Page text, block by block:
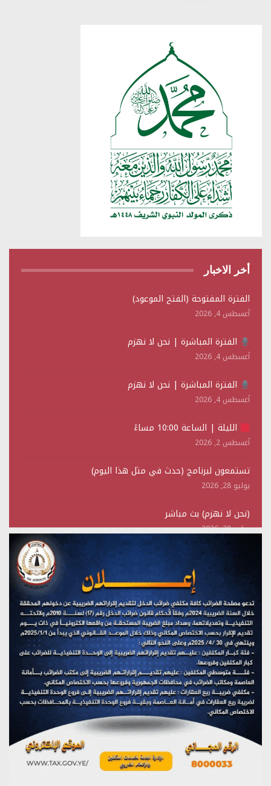
أخر الاخبار
الفترة المفتوحة (الفتح الموعود)
أغسطس 4, 2026
الفترة المباشرة | نحن لا نهزم
أغسطس 4, 2026
الفترة المباشرة | نحن لا نهزم
أغسطس 4, 2026
الليلة | الساعة 10:00 مساءً
أغسطس 2, 2026
تستمعون لبرنامج (حدث في مثل هذا اليوم)
يوليو 28, 2026
(نحن لا نهزم) بث مباشر
يوليو 28, 2026
تستمعون لبرنامج (هندسة الوهم)
مؤتمر صحفي لمركز عين الإنسانية حول جرائم تحالف العدوان
على اليمن
يوليو 27, 2026
تستمعون لبرنامج (مع السيد القائد)
يوليو 26, 2026
تستمعون لبرنامج (خبر وعلم)
يوليو 26, 2026